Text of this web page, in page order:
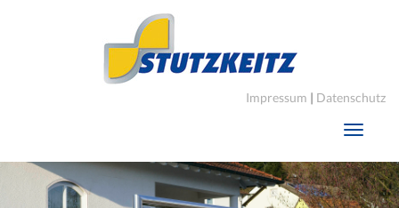
Impressum | Datenschutz
Toggle